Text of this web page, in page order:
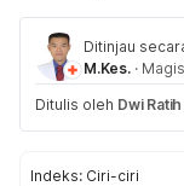
Ditinjau
M.Kes. ·
Ditulis oleh Dwi
Indeks: Ciri-ciri